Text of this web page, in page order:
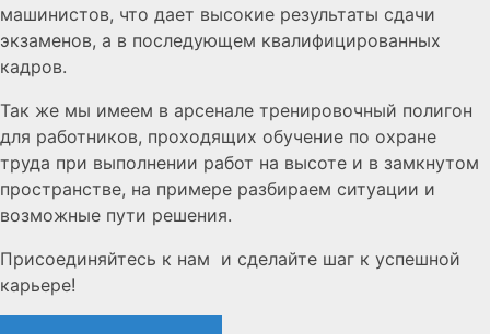
машинистов, что дает высокие результаты сдачи
экзаменов, а в последующем квалифицированных
кадров.
Так же мы имеем в арсенале тренировочный полигон
для работников, проходящих обучение по охране
труда при выполнении работ на высоте и в замкнутом
пространстве, на примере разбираем ситуации и
возможные пути решения.
Присоединяйтесь к нам и сделайте шаг к успешной
карьере!